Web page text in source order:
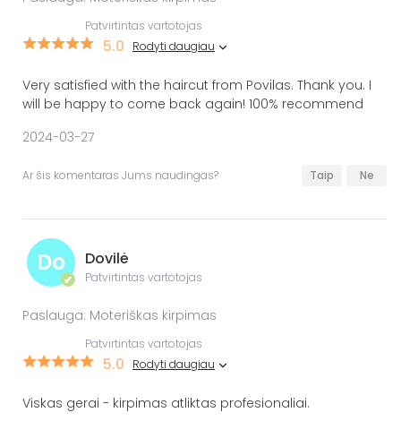
Patvirtintas vartotojas
5.0 Rodyti daugiau
Very satisfied with the haircut from Povilas. Thank you. I
will be happy to come back again! 100% recommend
2024-03-27
Ar šis komentaras Jums naudingas? Taip Ne
Do
✔
Dovilė
Patvirtintas vartotojas
Paslauga: Moteriškas kirpimas
Patvirtintas vartotojas
5.0 Rodyti daugiau
Viskas gerai - kirpimas atliktas profesionaliai.